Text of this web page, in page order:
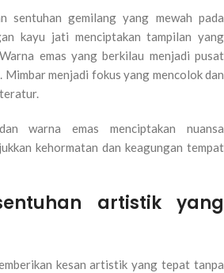
sentuhan gemilang yang mewah pada
kayu jati menciptakan tampilan yang
emas yang berkilau menjadi pusat
menjadi fokus yang mencolok dan
warna emas menciptakan nuansa
kehormatan dan keagungan tempat
artistik yang
kesan artistik yang tepat tanpa